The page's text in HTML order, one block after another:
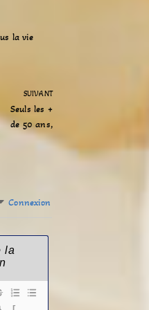
la vie
SUIVANT
Seuls les +
de 50 ans,
Connexion